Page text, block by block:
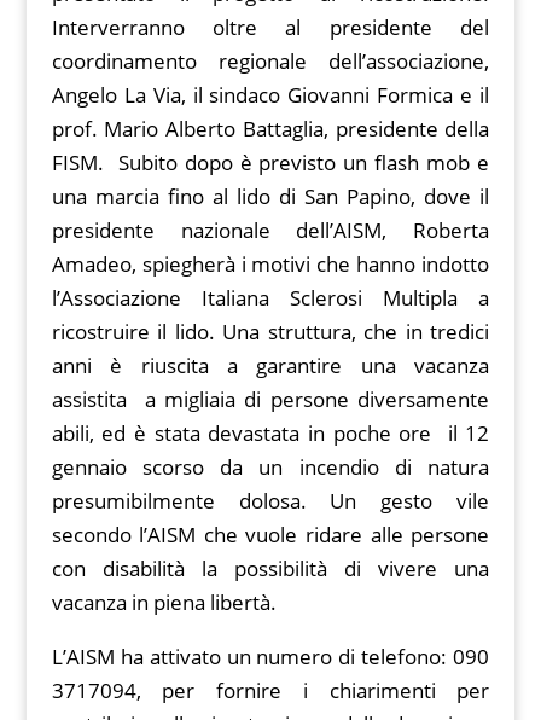
Interverranno oltre al presidente del
coordinamento regionale dell’associazione,
Angelo La Via, il sindaco Giovanni Formica e il
prof. Mario Alberto Battaglia, presidente della
FISM. Subito dopo è previsto un flash mob e
una marcia fino al lido di San Papino, dove il
presidente nazionale dell’AISM, Roberta
Amadeo, spiegherà i motivi che hanno indotto
l’Associazione Italiana Sclerosi Multipla a
ricostruire il lido. Una struttura, che in tredici
anni è riuscita a garantire una vacanza
assistita a migliaia di persone diversamente
abili, ed è stata devastata in poche ore il 12
gennaio scorso da un incendio di natura
presumibilmente dolosa. Un gesto vile
secondo l’AISM che vuole ridare alle persone
con disabilità la possibilità di vivere una
vacanza in piena libertà.
L’AISM ha attivato un numero di telefono: 090
3717094, per fornire i chiarimenti per